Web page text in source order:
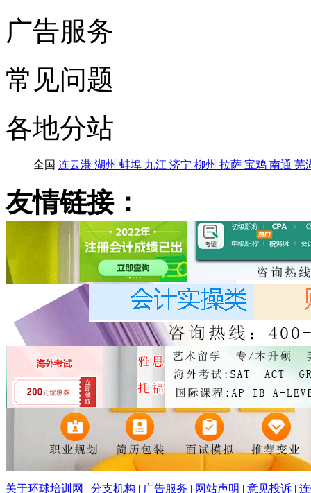
广告服务
常见问题
各地分站
全国 连云港 湖州 蚌埠 九江 济宁 柳州 拉萨 宝鸡 南通 芜
友情链接：
关于环球培训网 | 分支机构 | 广告服务 | 网站声明 | 意见投诉 |